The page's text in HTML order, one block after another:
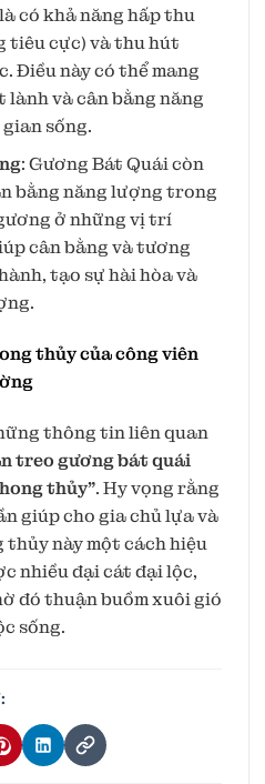
có khả năng hấp thu
tiêu cực) và thu hút
Điều này có thể mang
lành và cân bằng năng
sống.
: Gương Bát Quái còn
bằng năng lượng trong
ở những vị trí
cân bằng và tương
tạo sự hài hòa và
thủy của công viên
thông tin liên quan
treo gương bát quái
thủy”. Hy vọng rằng
giúp cho gia chủ lựa và
thủy này một cách hiệu
nhiều đại cát đại lộc,
đó thuận buồm xuôi gió
sống.